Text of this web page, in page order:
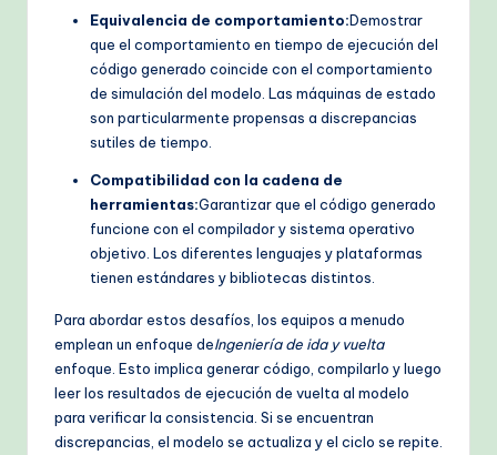
Equivalencia de comportamiento:Demostrar
que el comportamiento en tiempo de ejecución del
código generado coincide con el comportamiento
de simulación del modelo. Las máquinas de estado
son particularmente propensas a discrepancias
sutiles de tiempo.
Compatibilidad con la cadena de
herramientas:Garantizar que el código generado
funcione con el compilador y sistema operativo
objetivo. Los diferentes lenguajes y plataformas
tienen estándares y bibliotecas distintos.
Para abordar estos desafíos, los equipos a menudo
emplean un enfoque deIngeniería de ida y vuelta
enfoque. Esto implica generar código, compilarlo y luego
leer los resultados de ejecución de vuelta al modelo
para verificar la consistencia. Si se encuentran
discrepancias, el modelo se actualiza y el ciclo se repite.